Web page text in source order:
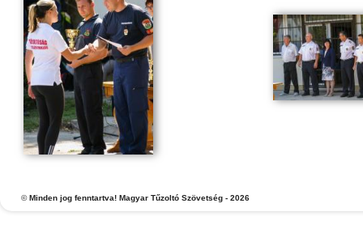
©Minden jog fenntartva! Magyar Tűzoltó Szövetség - 2026